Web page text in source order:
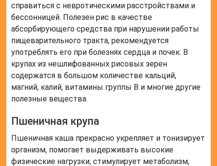
справиться с невротическими расстройствами и
бессонницей. Полезен рис в качестве
абсорбирующего средства при нарушении работы
пищеварительного тракта, рекомендуется
употреблять его при болезнях сердца и почек. В
крупах из нешлифованных рисовых зерен
содержатся в большом количестве кальций,
магний, калий, витамины группы B и многие другие
полезные вещества.
Пшеничная крупа
Пшеничная каша прекрасно укрепляет и тонизирует
организм, помогает выдерживать высокие
физические нагрузки, стимулирует метаболизм,